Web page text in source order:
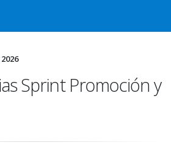
Sprint Promoción y